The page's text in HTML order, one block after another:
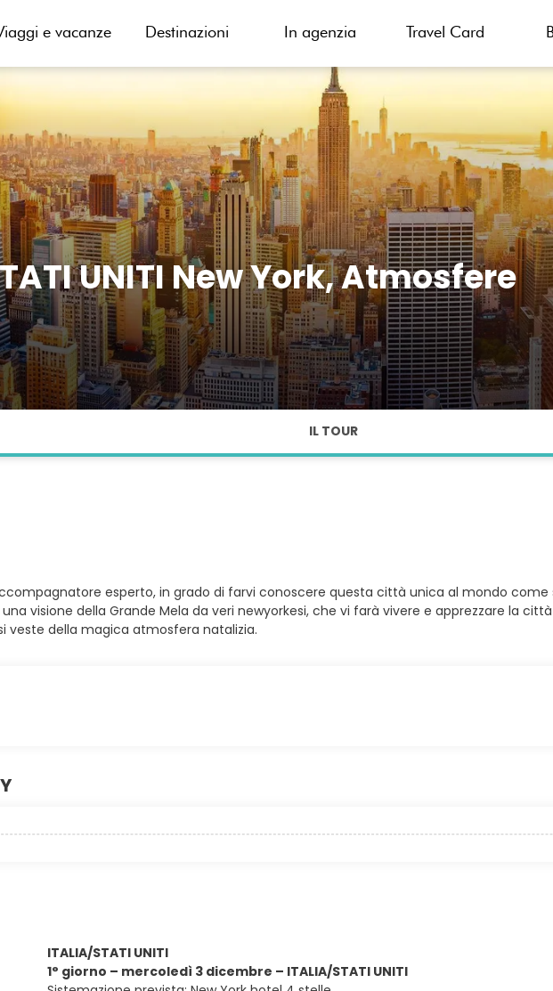
e vacanze Destinazioni In agenzia Travel Card
UNITI New York, Atmosfere
IL TOUR
esperto, in grado di farvi conoscere questa città unica al mondo
visione della Grande Mela da veri newyorkesi, che vi farà vivere e apprezzare la
veste della magica atmosfera natalizia.
ITALIA/STATI UNITI
1° giorno – mercoledì 3 dicembre – ITALIA/STATI UNITI